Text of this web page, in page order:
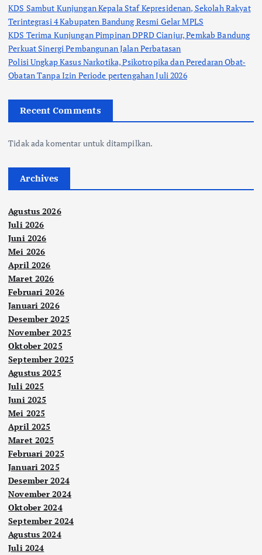
KDS Sambut Kunjungan Kepala Staf Kepresidenan, Sekolah Rakyat
Terintegrasi 4 Kabupaten Bandung Resmi Gelar MPLS
KDS Terima Kunjungan Pimpinan DPRD Cianjur, Pemkab Bandung
Perkuat Sinergi Pembangunan Jalan Perbatasan
Polisi Ungkap Kasus Narkotika, Psikotropika dan Peredaran Obat-
Obatan Tanpa Izin Periode pertengahan Juli 2026
Recent Comments
Tidak ada komentar untuk ditampilkan.
Archives
Agustus 2026
Juli 2026
Juni 2026
Mei 2026
April 2026
Maret 2026
Februari 2026
Januari 2026
Desember 2025
November 2025
Oktober 2025
September 2025
Agustus 2025
Juli 2025
Juni 2025
Mei 2025
April 2025
Maret 2025
Februari 2025
Januari 2025
Desember 2024
November 2024
Oktober 2024
September 2024
Agustus 2024
Juli 2024